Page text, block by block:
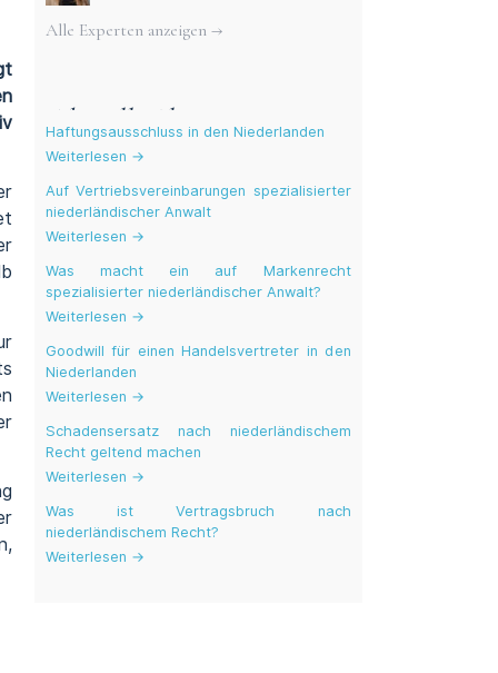
Alle Experten anzeigen →
Aktuelle Blogs
Haftungsausschluss in den Niederlanden
Weiterlesen →
Auf Vertriebsvereinbarungen spezialisierter
niederländischer Anwalt
Weiterlesen →
Was macht ein auf Markenrecht
spezialisierter niederländischer Anwalt?
Weiterlesen →
Goodwill für einen Handelsvertreter in den
Niederlanden
Weiterlesen →
Schadensersatz nach niederländischem
Recht geltend machen
Weiterlesen →
Was ist Vertragsbruch nach
niederländischem Recht?
Weiterlesen →